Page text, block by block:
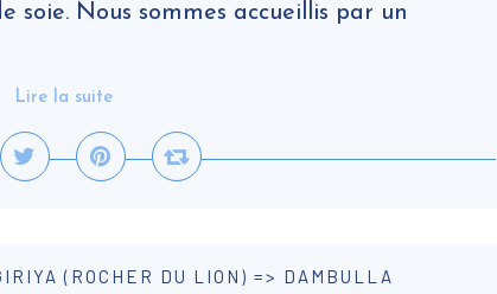
Nous sommes accueillis par un
Lire la suite
(ROCHER DU LION) => DAMBULLA